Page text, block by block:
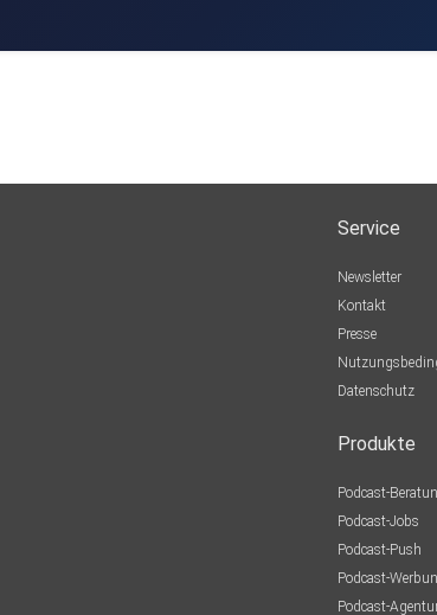
Service
Newsletter
Kontakt
Presse
Datenschutz
Produkte
Podcast-
Podcast-Jobs
Podcast-Push
Podcast-
Podcast-